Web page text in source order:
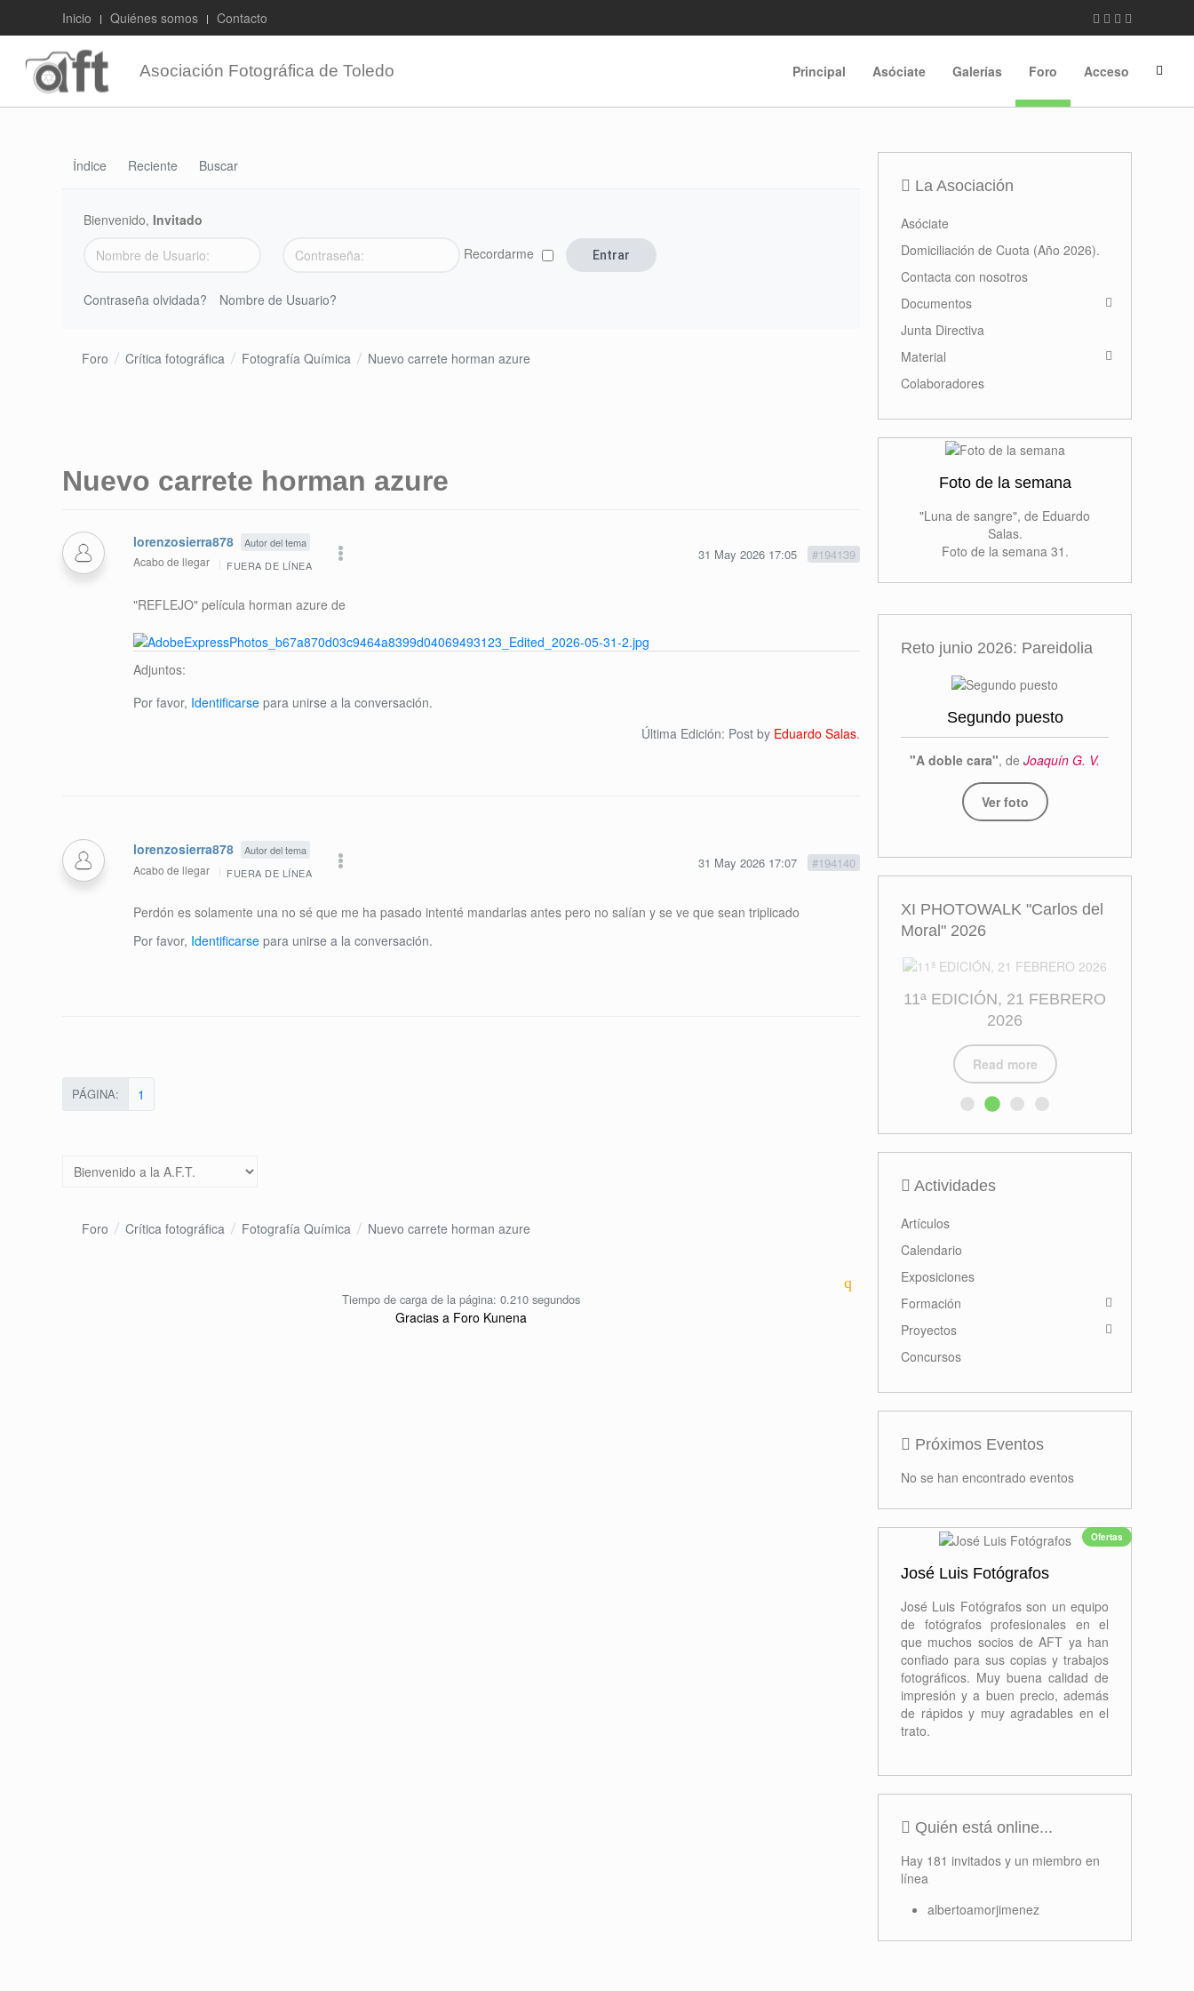
Inicio Quiénes somos Contacto
Asociación Fotográfica de Toledo Principal Asóciate Galerías Foro Acceso
Índice Reciente Buscar
Bienvenido, Invitado
Recordarme
Contraseña olvidada? Nombre de Usuario?
Foro Crítica fotográfica Fotografía Química Nuevo carrete horman azure
Nuevo carrete horman azure
31 May 2026 17:05 #194139
lorenzosierra878 Autor del tema
Acabo de llegar FUERA DE LÍNEA
"REFLEJO" película horman azure de
Adjuntos:
Por favor, Identificarse para unirse a la conversación.
Última Edición: Post by Eduardo Salas.
31 May 2026 17:07 #194140
lorenzosierra878 Autor del tema
Acabo de llegar FUERA DE LÍNEA
Perdón es solamente una no sé que me ha pasado intenté mandarlas antes pero no salían y se ve que sean triplicado
Por favor, Identificarse para unirse a la conversación.
PÁGINA: 1
Foro Crítica fotográfica Fotografía Química Nuevo carrete horman azure
Tiempo de carga de la página: 0.210 segundos
Gracias a Foro Kunena
La Asociación
Asóciate
Domiciliación de Cuota (Año 2026).
Contacta con nosotros
Documentos
Junta Directiva
Material
Colaboradores
Foto de la semana
"Luna de sangre", de Eduardo
Salas.
Foto de la semana 31.
Reto junio 2026: Pareidolia
Segundo puesto
"A doble cara", de Joaquín G. V.
Ver foto
XI PHOTOWALK "Carlos del
Moral" 2026
Actividades
Artículos
Calendario
Exposiciones
Formación
Proyectos
Concursos
No se han encontrado eventos
José Luis Fotógrafos
José Luis Fotógrafos son un equipo
que muchos socios de AFT ya han